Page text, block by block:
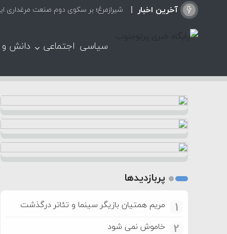
آخرین اخبار شیرازمرغ؛ بر سکوی دوم صنعت مرغداری
سیاسی اجتماعی دانش
پربازدیدها
1 مریم همتیان بازیگر سینما و تئاتر درگذشت
2 خاموش نمی شود